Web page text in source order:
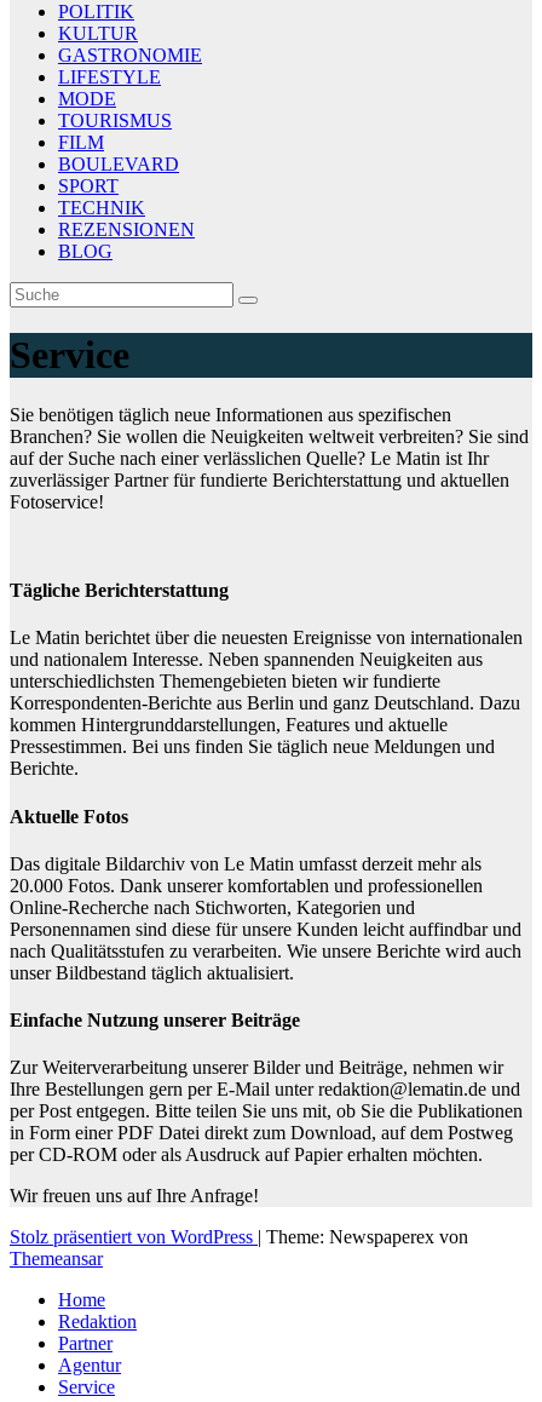
POLITIK
KULTUR
GASTRONOMIE
LIFESTYLE
MODE
TOURISMUS
FILM
BOULEVARD
SPORT
TECHNIK
REZENSIONEN
BLOG
Service
Sie benötigen täglich neue Informationen aus spezifischen
Branchen? Sie wollen die Neuigkeiten weltweit verbreiten? Sie sind
auf der Suche nach einer verlässlichen Quelle? Le Matin ist Ihr
zuverlässiger Partner für fundierte Berichterstattung und aktuellen
Fotoservice!
Tägliche Berichterstattung
Le Matin berichtet über die neuesten Ereignisse von internationalen
und nationalem Interesse. Neben spannenden Neuigkeiten aus
unterschiedlichsten Themengebieten bieten wir fundierte
Korrespondenten-Berichte aus Berlin und ganz Deutschland. Dazu
kommen Hintergrunddarstellungen, Features und aktuelle
Pressestimmen. Bei uns finden Sie täglich neue Meldungen und
Berichte.
Aktuelle Fotos
Das digitale Bildarchiv von Le Matin umfasst derzeit mehr als
20.000 Fotos. Dank unserer komfortablen und professionellen
Online-Recherche nach Stichworten, Kategorien und
Personennamen sind diese für unsere Kunden leicht auffindbar und
nach Qualitätsstufen zu verarbeiten. Wie unsere Berichte wird auch
unser Bildbestand täglich aktualisiert.
Einfache Nutzung unserer Beiträge
Zur Weiterverarbeitung unserer Bilder und Beiträge, nehmen wir
Ihre Bestellungen gern per E-Mail unter redaktion@lematin.de und
per Post entgegen. Bitte teilen Sie uns mit, ob Sie die Publikationen
in Form einer PDF Datei direkt zum Download, auf dem Postweg
per CD-ROM oder als Ausdruck auf Papier erhalten möchten.
Wir freuen uns auf Ihre Anfrage!
Stolz präsentiert von WordPress
Theme: Newspaperex von
Themeansar
Home
Redaktion
Partner
Agentur
Service